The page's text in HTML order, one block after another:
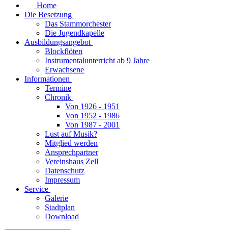
Home
Die Besetzung
Das Stammorchester
Die Jugendkapelle
Ausbildungsangebot
Blockflöten
Instrumentalunterricht ab 9 Jahre
Erwachsene
Informationen
Termine
Chronik
Von 1926 - 1951
Von 1952 - 1986
Von 1987 - 2001
Lust auf Musik?
Mitglied werden
Ansprechpartner
Vereinshaus Zell
Datenschutz
Impressum
Service
Galerie
Stadtplan
Download